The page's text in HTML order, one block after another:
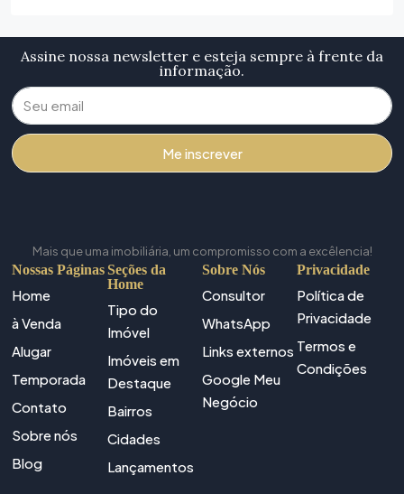
Assine nossa newsletter e esteja sempre à frente da
informação.
Me inscrever
Mais que uma imobiliária, um compromisso com a excêlencia!
Nossas Páginas
Home
à Venda
Alugar
Temporada
Contato
Sobre nós
Blog
Seções da
Home
Tipo do
Imóvel
Imóveis em
Destaque
Bairros
Cidades
Lançamentos
Sobre Nós
Consultor
WhatsApp
Links externos
Google Meu
Negócio
Privacidade
Política de
Privacidade
Termos e
Condições